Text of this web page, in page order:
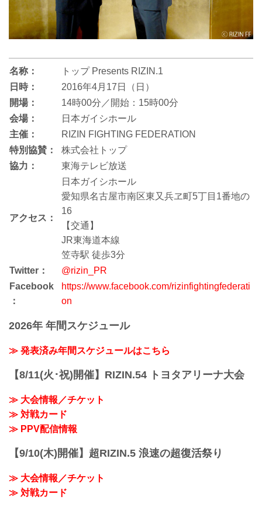
名称：
トップ Presents RIZIN.1
日時：
2016年4月17日（日）
開場：
14時00分／開始：15時00分
会場：
日本ガイシホール
主催：
RIZIN FIGHTING FEDERATION
特別協賛：
株式会社トップ
協力：
東海テレビ放送
アクセス：
日本ガイシホール
愛知県名古屋市南区東又兵ヱ町5丁目1番地の
16
【交通】
JR東海道本線
笠寺駅 徒歩3分
Twitter：
@rizin_PR
Facebook
：
https://www.facebook.com/rizinfightingfederati
on
2026年 年間スケジュール
≫ 発表済み年間スケジュールはこちら
【8/11(火･祝)開催】RIZIN.54 トヨタアリーナ大会
≫ 大会情報／チケット
≫ 対戦カード
≫ PPV配信情報
【9/10(木)開催】超RIZIN.5 浪速の超復活祭り
≫ 大会情報／チケット
≫ 対戦カード